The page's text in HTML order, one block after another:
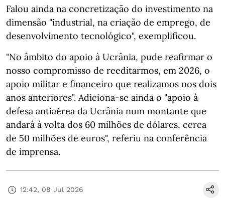
Falou ainda na concretização do investimento na
dimensão "industrial, na criação de emprego, de
desenvolvimento tecnológico", exemplificou.
"No âmbito do apoio à Ucrânia, pude reafirmar o
nosso compromisso de reeditarmos, em 2026, o
apoio militar e financeiro que realizamos nos dois
anos anteriores". Adiciona-se ainda o "apoio à
defesa antiaérea da Ucrânia num montante que
andará à volta dos 60 milhões de dólares, cerca
de 50 milhões de euros", referiu na conferência
de imprensa.
12:42, 08 Jul 2026